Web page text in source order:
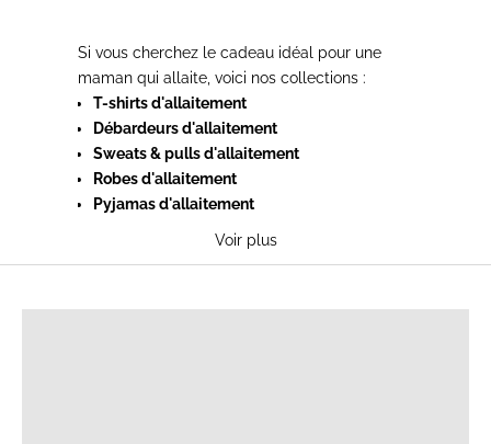
Si vous cherchez le cadeau idéal pour une
maman qui allaite, voici nos collections :
T-shirts d'allaitement
Débardeurs d'allaitement
Sweats & pulls d'allaitement
Robes d'allaitement
Pyjamas d'allaitement
Collection maternité
Voir plus